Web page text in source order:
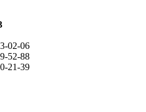
02-06
52-88
21-39